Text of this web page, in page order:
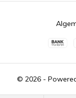
© 2026 -